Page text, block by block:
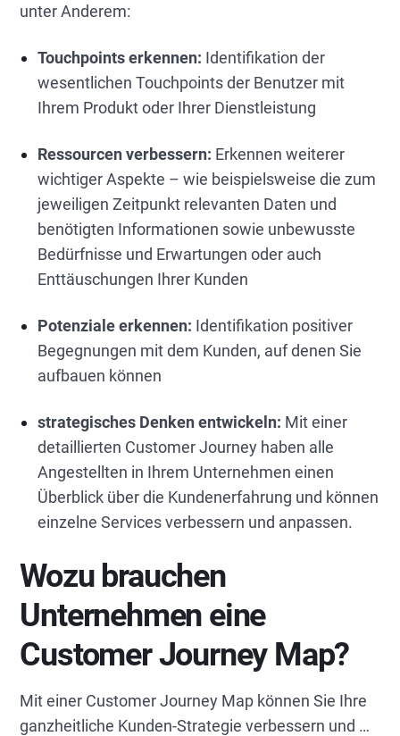
unter Anderem:
Touchpoints erkennen: Identifikation der
wesentlichen Touchpoints der Benutzer mit
Ihrem Produkt oder Ihrer Dienstleistung
Ressourcen verbessern: Erkennen weiterer
wichtiger Aspekte – wie beispielsweise die zum
jeweiligen Zeitpunkt relevanten Daten und
benötigten Informationen sowie unbewusste
Bedürfnisse und Erwartungen oder auch
Enttäuschungen Ihrer Kunden
Potenziale erkennen: Identifikation positiver
Begegnungen mit dem Kunden, auf denen Sie
aufbauen können
strategisches Denken entwickeln: Mit einer
detaillierten Customer Journey haben alle
Angestellten in Ihrem Unternehmen einen
Überblick über die Kundenerfahrung und können
einzelne Services verbessern und anpassen.
Wozu brauchen
Unternehmen eine
Customer Journey Map?
Mit einer Customer Journey Map können Sie Ihre
ganzheitliche Kunden-Strategie verbessern und …